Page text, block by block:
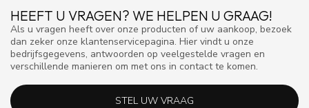
HEEFT U VRAGEN? WE HELPEN U GRAAG!
Als u vragen heeft over onze producten of uw aankoop, bezoek
dan zeker onze klantenservicepagina. Hier vindt u onze
bedrijfsgegevens, antwoorden op veelgestelde vragen en
verschillende manieren om met ons in contact te komen.
STEL UW VRAAG